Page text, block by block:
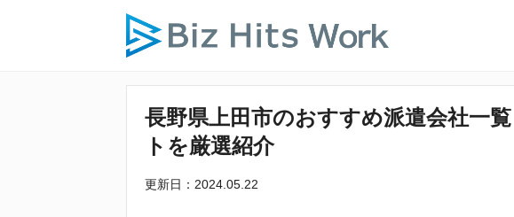
長野県上田市のおすすめ派遣会社一
トを厳選紹介
更新日：2024.05.22